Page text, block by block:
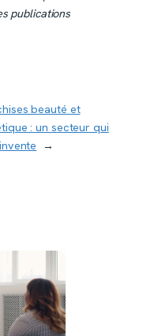
publications
beauté et
: un secteur qui
→